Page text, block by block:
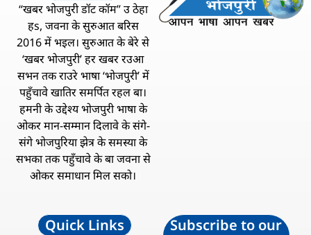
“खबर भोजपुरी डॉट कॉम” उ ठेहा
हs, जवना के सुरुआत बरिस
2016 में भइल। सुरुआत के बेरे से
‘खबर भोजपुरी’ हर खबर रउआ
सभन तक राउरे भाषा ‘भोजपुरी’ में
पहुँचावे खातिर समर्पित रहल बा।
हमनी के उद्देश्य भोजपुरी भाषा के
ओकर मान-सम्मान दिलावे के संगे-
संगे भोजपुरिया झेत्र के समस्या के
सभका तक पहुँचावे के बा जवना से
ओकर समाधान मिल सको।
Quick Links
Subscribe to our